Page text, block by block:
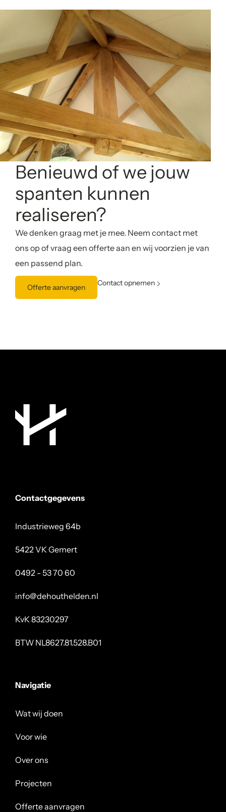
Benieuwd of we jouw
spanten kunnen
realiseren?
We denken graag met je mee. Neem contact met
ons op of vraag een offerte aan en wij voorzien je van
een passend plan.
Offerte aanvragen Contact opnemen
Contactgegevens
Industrieweg 64b
5422 VK Gemert
0492 - 53 70 60
info@dehouthelden.nl
KvK 83230297
BTW NL8627.81.528.B01
Navigatie
Wat wij doen
Voor wie
Over ons
Projecten
Offerte aanvragen